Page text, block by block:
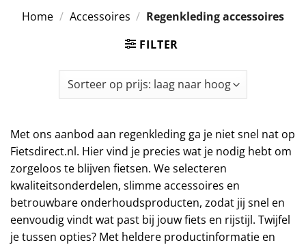
Home / Accessoires / Regenkleding accessoires
FILTER
Met ons aanbod aan regenkleding ga je niet snel nat op
Fietsdirect.nl. Hier vind je precies wat je nodig hebt om
zorgeloos te blijven fietsen. We selecteren
kwaliteitsonderdelen, slimme accessoires en
betrouwbare onderhoudsproducten, zodat jij snel en
eenvoudig vindt wat past bij jouw fiets en rijstijl. Twijfel
je tussen opties? Met heldere productinformatie en